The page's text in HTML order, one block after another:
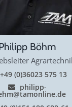
Böhm
+49 (0)36023 575 13
philipp-